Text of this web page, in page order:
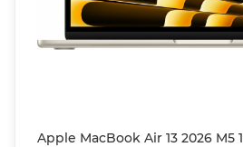
Apple MacBook Air 13 2026 M5